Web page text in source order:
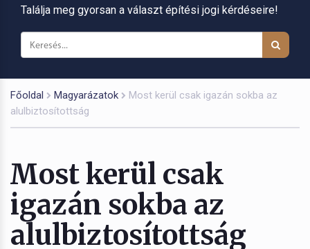
Találja meg gyorsan a választ építési jogi kérdéseire!
Főoldal Magyarázatok
Most kerül csak igazán sokba az
alulbiztosítottság
Most kerül csak
igazán sokba az
alulbiztosítottság